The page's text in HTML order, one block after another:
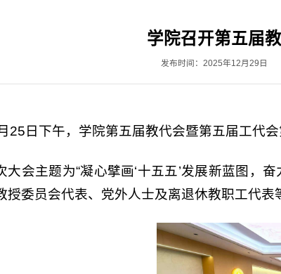
学院召开第五届
发布时间：2025年12月29日
25日下午，学院第五届教代会暨第五届工代会
大会主题为“凝心擘画‘十五五’发展新蓝图，
授委员会代表、党外人士及离退休教职工代表